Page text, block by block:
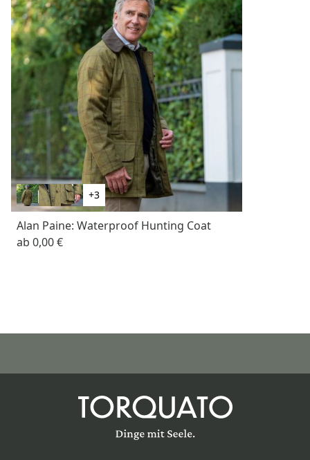
+3
Alan Paine: Waterproof Hunting Coat
ab 0,00 €